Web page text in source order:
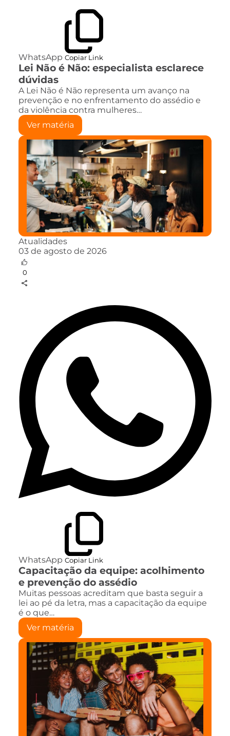
WhatsApp Copiar Link
Lei Não é Não: especialista esclarece
dúvidas
A Lei Não é Não representa um avanço na
prevenção e no enfrentamento do assédio e
da violência contra mulheres…
Ver matéria
Atualidades
03 de agosto de 2026
0
WhatsApp Copiar Link
Capacitação da equipe: acolhimento
e prevenção do assédio
Muitas pessoas acreditam que basta seguir a
lei ao pé da letra, mas a capacitação da equipe
é o que…
Ver matéria